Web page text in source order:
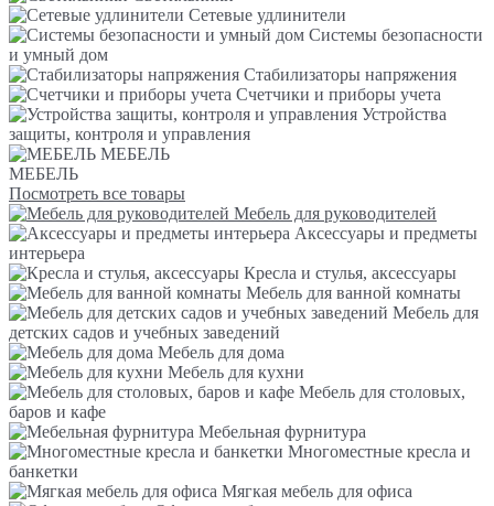
Сетевые удлинители
Системы безопасности
и умный дом
Стабилизаторы напряжения
Счетчики и приборы учета
Устройства
защиты, контроля и управления
МЕБЕЛЬ
МЕБЕЛЬ
Посмотреть все товары
Мебель для руководителей
Аксессуары и предметы
интерьера
Кресла и стулья, аксессуары
Мебель для ванной комнаты
Мебель для
детских садов и учебных заведений
Мебель для дома
Мебель для кухни
Мебель для столовых,
баров и кафе
Мебельная фурнитура
Многоместные кресла и
банкетки
Мягкая мебель для офиса